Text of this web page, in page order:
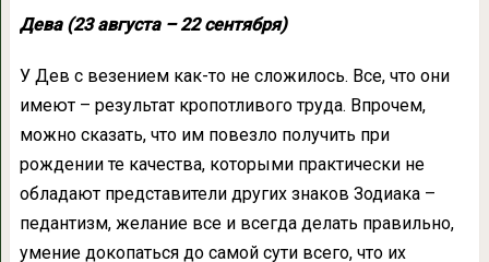
Дева (23 августа – 22 сентября)
У Дев с везением как-то не сложилось. Все, что они
имеют – результат кропотливого труда. Впрочем,
можно сказать, что им повезло получить при
рождении те качества, которыми практически не
обладают представители других знаков Зодиака –
педантизм, желание все и всегда делать правильно,
умение докопаться до самой сути всего, что их